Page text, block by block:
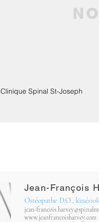
Clinique Spinal St-Joseph
Jean-François
Ostéopathe D.O.,
jean-
www.jeanfrancoisharvey.com